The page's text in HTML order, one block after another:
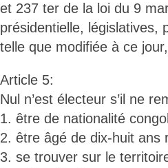
et 237 ter de la loi du 9
présidentielle, législatives,
telle que modifiée à ce
Article 5:
Nul n’est électeur s’il ne
1. être de nationalité
2. être âgé de dix-huit ans
3. se trouver sur le